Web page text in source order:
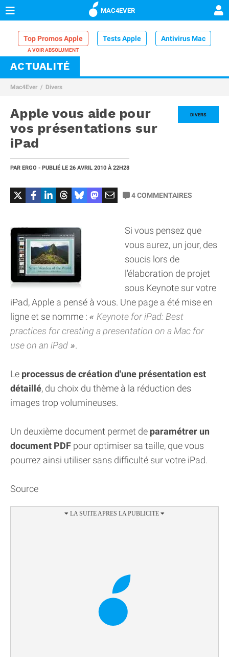
MAC4EVER
Top Promos Apple Tests Apple Antivirus Mac
VPN Mac
Comparatif iPhone
ACTUALITÉ
Mac4Ever Divers
DIVERS
Apple vous aide pour
vos présentations sur
iPad
PAR ERGO - PUBLIÉ LE 26 AVRIL 2010 À 22H28
4COMMENTAIRES
Si vous pensez que
vous aurez, un jour, des
soucis lors de
l'élaboration de projet
sous Keynote sur votre
iPad, Apple a pensé à vous. Une page a été mise en
ligne et se nomme :
Keynote for iPad: Best
practices for creating a presentation on a Mac for
use on an iPad
.
Le processus de création d'une présentation est
détaillé, du choix du thème à la réduction des
images trop volumineuses.
Un deuxième document permet de paramétrer un
document PDF pour optimiser sa taille, que vous
pourrez ainsi utiliser sans difficulté sur votre iPad.
Source